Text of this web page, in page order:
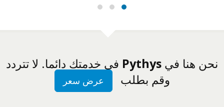
نحن هنا في Pythys في خدمتك دائما. لا تتردد
وقم بطلب
عرض سعر